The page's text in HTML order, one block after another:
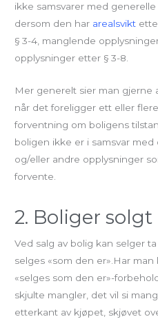
ikke samsvarer med
dersom den har arealsvikt
§ 3-4, manglende
opplysninger etter § 3-8.
Mer generelt sier man gjerne
når det foreligger ett eller
forventning om boligens
boligen ikke er i samsvar
og/eller andre opplysninger
forvente.
2. Boliger solgt
Ved salg av bolig kan selger
selges «som den er».Har
«selges som den er»-
skjulte mangler, det vil si
etterkant av kjøpet, skjøvet